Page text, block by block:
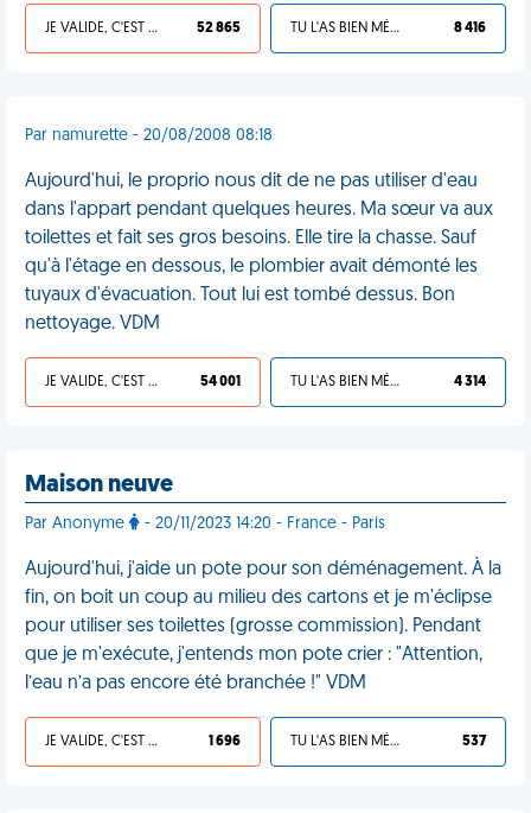
JE VALIDE, C'EST UNE VDM 52 865 TU L'AS BIEN MÉRITÉ 8 416
Par namurette - 20/08/2008 08:18
Aujourd'hui, le proprio nous dit de ne pas utiliser d'eau
dans l'appart pendant quelques heures. Ma sœur va aux
toilettes et fait ses gros besoins. Elle tire la chasse. Sauf
qu'à l'étage en dessous, le plombier avait démonté les
tuyaux d'évacuation. Tout lui est tombé dessus. Bon
nettoyage. VDM
JE VALIDE, C'EST UNE VDM 54 001 TU L'AS BIEN MÉRITÉ 4 314
Maison neuve
Par Anonyme - 20/11/2023 14:20 - France - Paris
Aujourd'hui, j'aide un pote pour son déménagement. À la
fin, on boit un coup au milieu des cartons et je m'éclipse
pour utiliser ses toilettes (grosse commission). Pendant
que je m'exécute, j'entends mon pote crier : "Attention,
l’eau n’a pas encore été branchée !" VDM
JE VALIDE, C'EST UNE VDM 1 696 TU L'AS BIEN MÉRITÉ 537